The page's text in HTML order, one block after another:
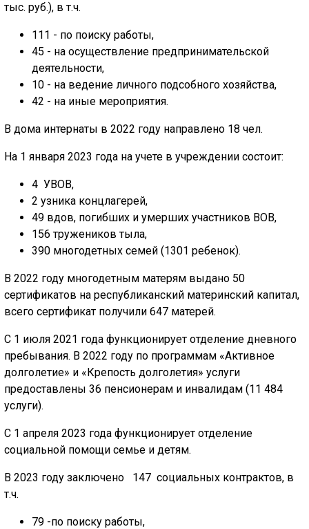
тыс. руб.), в т.ч.
111 - по поиску работы,
45 - на осуществление предпринимательской
деятельности,
10 - на ведение личного подсобного хозяйства,
42 - на иные мероприятия.
В дома интернаты в 2022 году направлено 18 чел.
На 1 января 2023 года на учете в учреждении состоит:
4 УВОВ,
2 узника концлагерей,
49 вдов, погибших и умерших участников ВОВ,
156 тружеников тыла,
390 многодетных семей (1301 ребенок).
В 2022 году многодетным матерям выдано 50
сертификатов на республиканский материнский капитал,
всего сертификат получили 647 матерей.
С 1 июля 2021 года функционирует отделение дневного
пребывания. В 2022 году по программам «Активное
долголетие» и «Крепость долголетия» услуги
предоставлены 36 пенсионерам и инвалидам (11 484
услуги).
С 1 апреля 2023 года функционирует отделение
социальной помощи семье и детям.
В 2023 году заключено 147 социальных контрактов, в
т.ч.
79 -по поиску работы,